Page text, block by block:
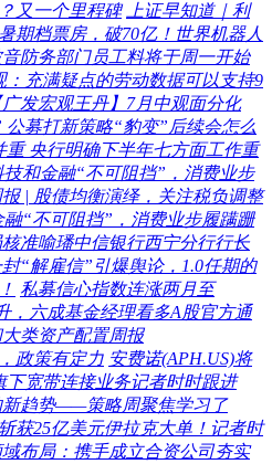
又一个里程碑 上证早知道｜利
期档票房，破70亿！世界机器人
音防务部门员工料将于周一开始
：充满疑点的劳动数据可以支持9
广发宏观王丹】7月中观面分化
募打新策略“豹变”后续会怎么
重 央行明确下半年七方面工作重
和金融“不可阻挡”，消费业步
报 | 股债均衡演绎，关注税负调整
“不可阻挡”，消费业步履蹒跚
准喻璠中信银行西宁分行行长
“解雇信”引爆舆论，1.0任期的
私募信心指数连涨两月至
，六成基金经理看多A股官方通
大类资产配置周报
政策有定力 安费诺(APH.US)将
下宽带连接业务记者时时跟进
新趋势——策略周聚焦学习了
获25亿美元伊拉克大单！记者时
布局：携手成立合资公司夯实